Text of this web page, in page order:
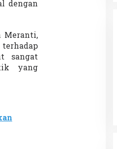
dengan
Meranti,
sangat
yang